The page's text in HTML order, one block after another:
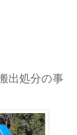
出処分の事